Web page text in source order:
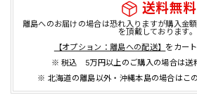
送料無料
離島へのお届けの場合は恐れ入りますが購入金
を頂戴しております。
【オプション：離島への配送】 をカー
※ 税込 5万円以上のご購入の場合は送
※ 北海道の離島以外・沖縄本島の場合はこ